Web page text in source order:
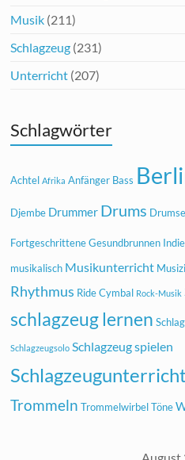
Musik (211)
Schlagzeug (231)
Unterricht (207)
Schlagwörter
Achtel Afrika Anfänger Bass
Djembe Drummer Drums
Fortgeschrittene Gesundbrunnen
musikalisch Musikunterricht
Rhythmus Ride Cymbal Rock-Musik
schlagzeug lernen
Schlagzeugsolo Schlagzeug spielen
Trommeln Trommelwirbel Töne